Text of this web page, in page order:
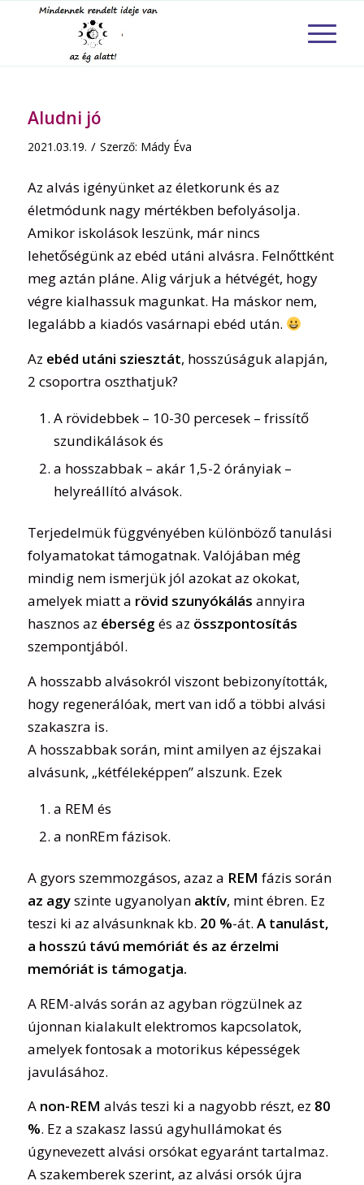
Aludni jó
2021.03.19. / Szerző: Mády Éva
Az alvás igényünket az életkorunk és az
életmódunk nagy mértékben befolyásolja.
Amikor iskolások leszünk, már nincs
lehetőségünk az ebéd utáni alvásra. Felnőttként
meg aztán pláne. Alig várjuk a hétvégét, hogy
végre kialhassuk magunkat. Ha máskor nem,
legalább a kiadós vasárnapi ebéd után.
Az ebéd utáni sziesztát, hosszúságuk alapján,
2 csoportra oszthatjuk?
A rövidebbek – 10-30 percesek – frissítő
szundikálások és
a hosszabbak – akár 1,5-2 órányiak –
helyreállító alvások.
Terjedelmük függvényében különböző tanulási
folyamatokat támogatnak. Valójában még
mindig nem ismerjük jól azokat az okokat,
amelyek miatt a rövid szunyókálás annyira
hasznos az éberség és az összpontosítás
szempontjából.
A hosszabb alvásokról viszont bebizonyították,
hogy regenerálóak, mert van idő a többi alvási
szakaszra is.
A hosszabbak során, mint amilyen az éjszakai
alvásunk, „kétféleképpen” alszunk. Ezek
a REM és
a nonREm fázisok.
A gyors szemmozgásos, azaz a REM fázis során
az agyszinte ugyanolyan aktív, mint ébren. Ez
teszi ki az alvásunknak kb. 20 %-át. A tanulást,
a hosszú távú memóriát és az érzelmi
memóriát is támogatja.
A REM-alvás során az agyban rögzülnek az
újonnan kialakult elektromos kapcsolatok,
amelyek fontosak a motorikus képességek
javulásához.
A non-REM alvás teszi ki a nagyobb részt, ez 80
%. Ez a szakasz lassú agyhullámokat és
úgynevezett alvási orsókat egyaránt tartalmaz.
A szakemberek szerint, az alvási orsók újra